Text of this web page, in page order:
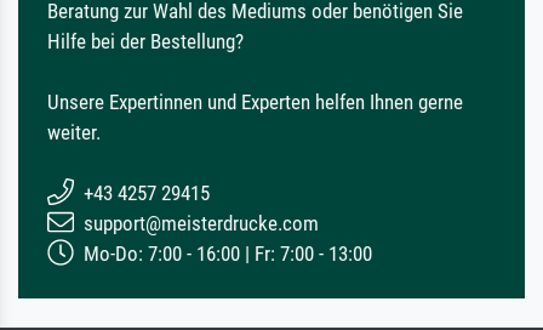
Beratung zur Wahl des Mediums oder benötigen Sie
Hilfe bei der Bestellung?
Unsere Expertinnen und Experten helfen Ihnen gerne
weiter.
+43 4257 29415
support@meisterdrucke.com
Mo-Do: 7:00 - 16:00 | Fr: 7:00 - 13:00